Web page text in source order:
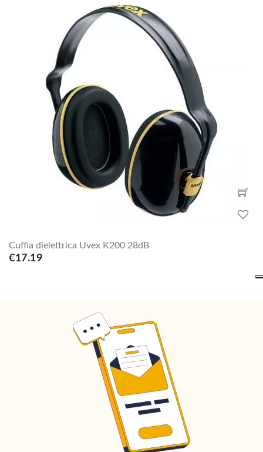
Cuffia dielettrica Uvex K200 28dB
€17.19